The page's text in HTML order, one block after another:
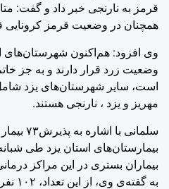
قرمز به نارنجی خبر داد و گفت:
همچنان در وضعیت قرمز کرونایی
وی افزود: هم‌اکنون شهرستان‌های
وضعیت زرد قرار دارند و به جز
است، سایر شهرستان‌های یزد شامل
مهریز و یزد ، نارنجی هستند.
سلمانی
بیمارستان‌های استان یزد طی
بیماران بستری در این مراکز درمانی را ۳۷۴ بیمار
به